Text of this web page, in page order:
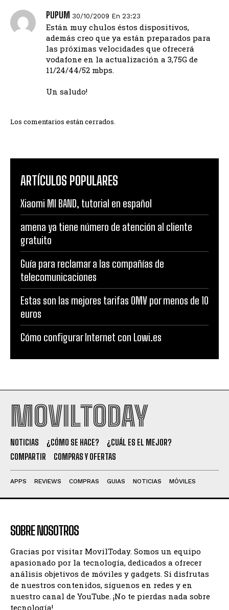
PUPUM 30/10/2009 En 23:23
Están muy chulos éstos dispositivos,
además creo que ya están preparados para
las próximas velocidades que ofrecerá
vodafone en la actualización a 3,75G de
11/24/44/52 mbps.
Un saludo!
Los comentarios están cerrados.
ARTÍCULOS POPULARES
Xiaomi MI BAND, tutorial en español
amena ya tiene número de atención al cliente
gratuito
Guía para reclamar a las compañías de
telecomunicaciones
Estas son las mejores tarifas OMV por menos de 10
euros
Cómo configurar Internet con Lowi.es
MOVILTODAY
NOTICIAS ¿CÓMO SE HACE?
¿CUÁL ES EL MEJOR?
COMPARTIR
COMPRAS Y OFERTAS
APPS REVIEWS COMPRAS GUIAS NOTICIAS MÓVILES
SOBRE NOSOTROS
Gracias por visitar MovilToday. Somos un equipo
apasionado por la tecnología, dedicados a ofrecer
análisis objetivos de móviles y gadgets. Si disfrutas
de nuestros contenidos, síguenos en redes y en
nuestro canal de YouTube. ¡No te pierdas nada sobre
tecnología!